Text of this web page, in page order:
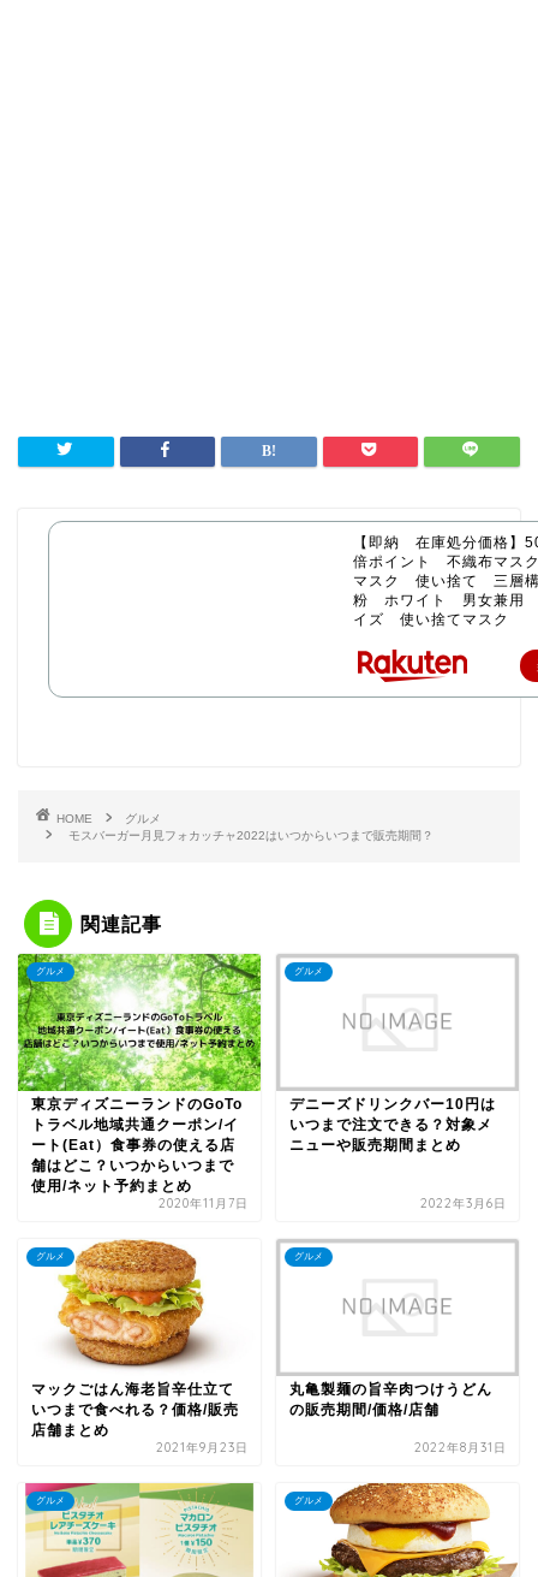
【即納 在庫処分価格
倍ポイント 不織布マ
マスク 使い捨て 三層
粉 ホワイト 男女兼用
イズ 使い捨てマスク
HOME
グルメ
モスバーガー月見フォカッチャ2022はいつからいつまで販売期間？
関連記事
グルメ
東京ディズニーランドのGoTo
トラベル地域共通クーポン/イ
ート(Eat）食事券の使える店
舗はどこ？いつからいつまで
使用/ネット予約まとめ
2020年11月7日
グルメ
デニーズドリンクバー10円は
いつまで注文できる？対象メ
ニューや販売期間まとめ
2022年3月6日
グルメ
マックごはん海老旨辛仕立て
いつまで食べれる？価格/販売
店舗まとめ
2021年9月23日
グルメ
丸亀製麺の旨辛肉つけうどん
の販売期間/価格/店舗
2022年8月31日
グルメ グルメ